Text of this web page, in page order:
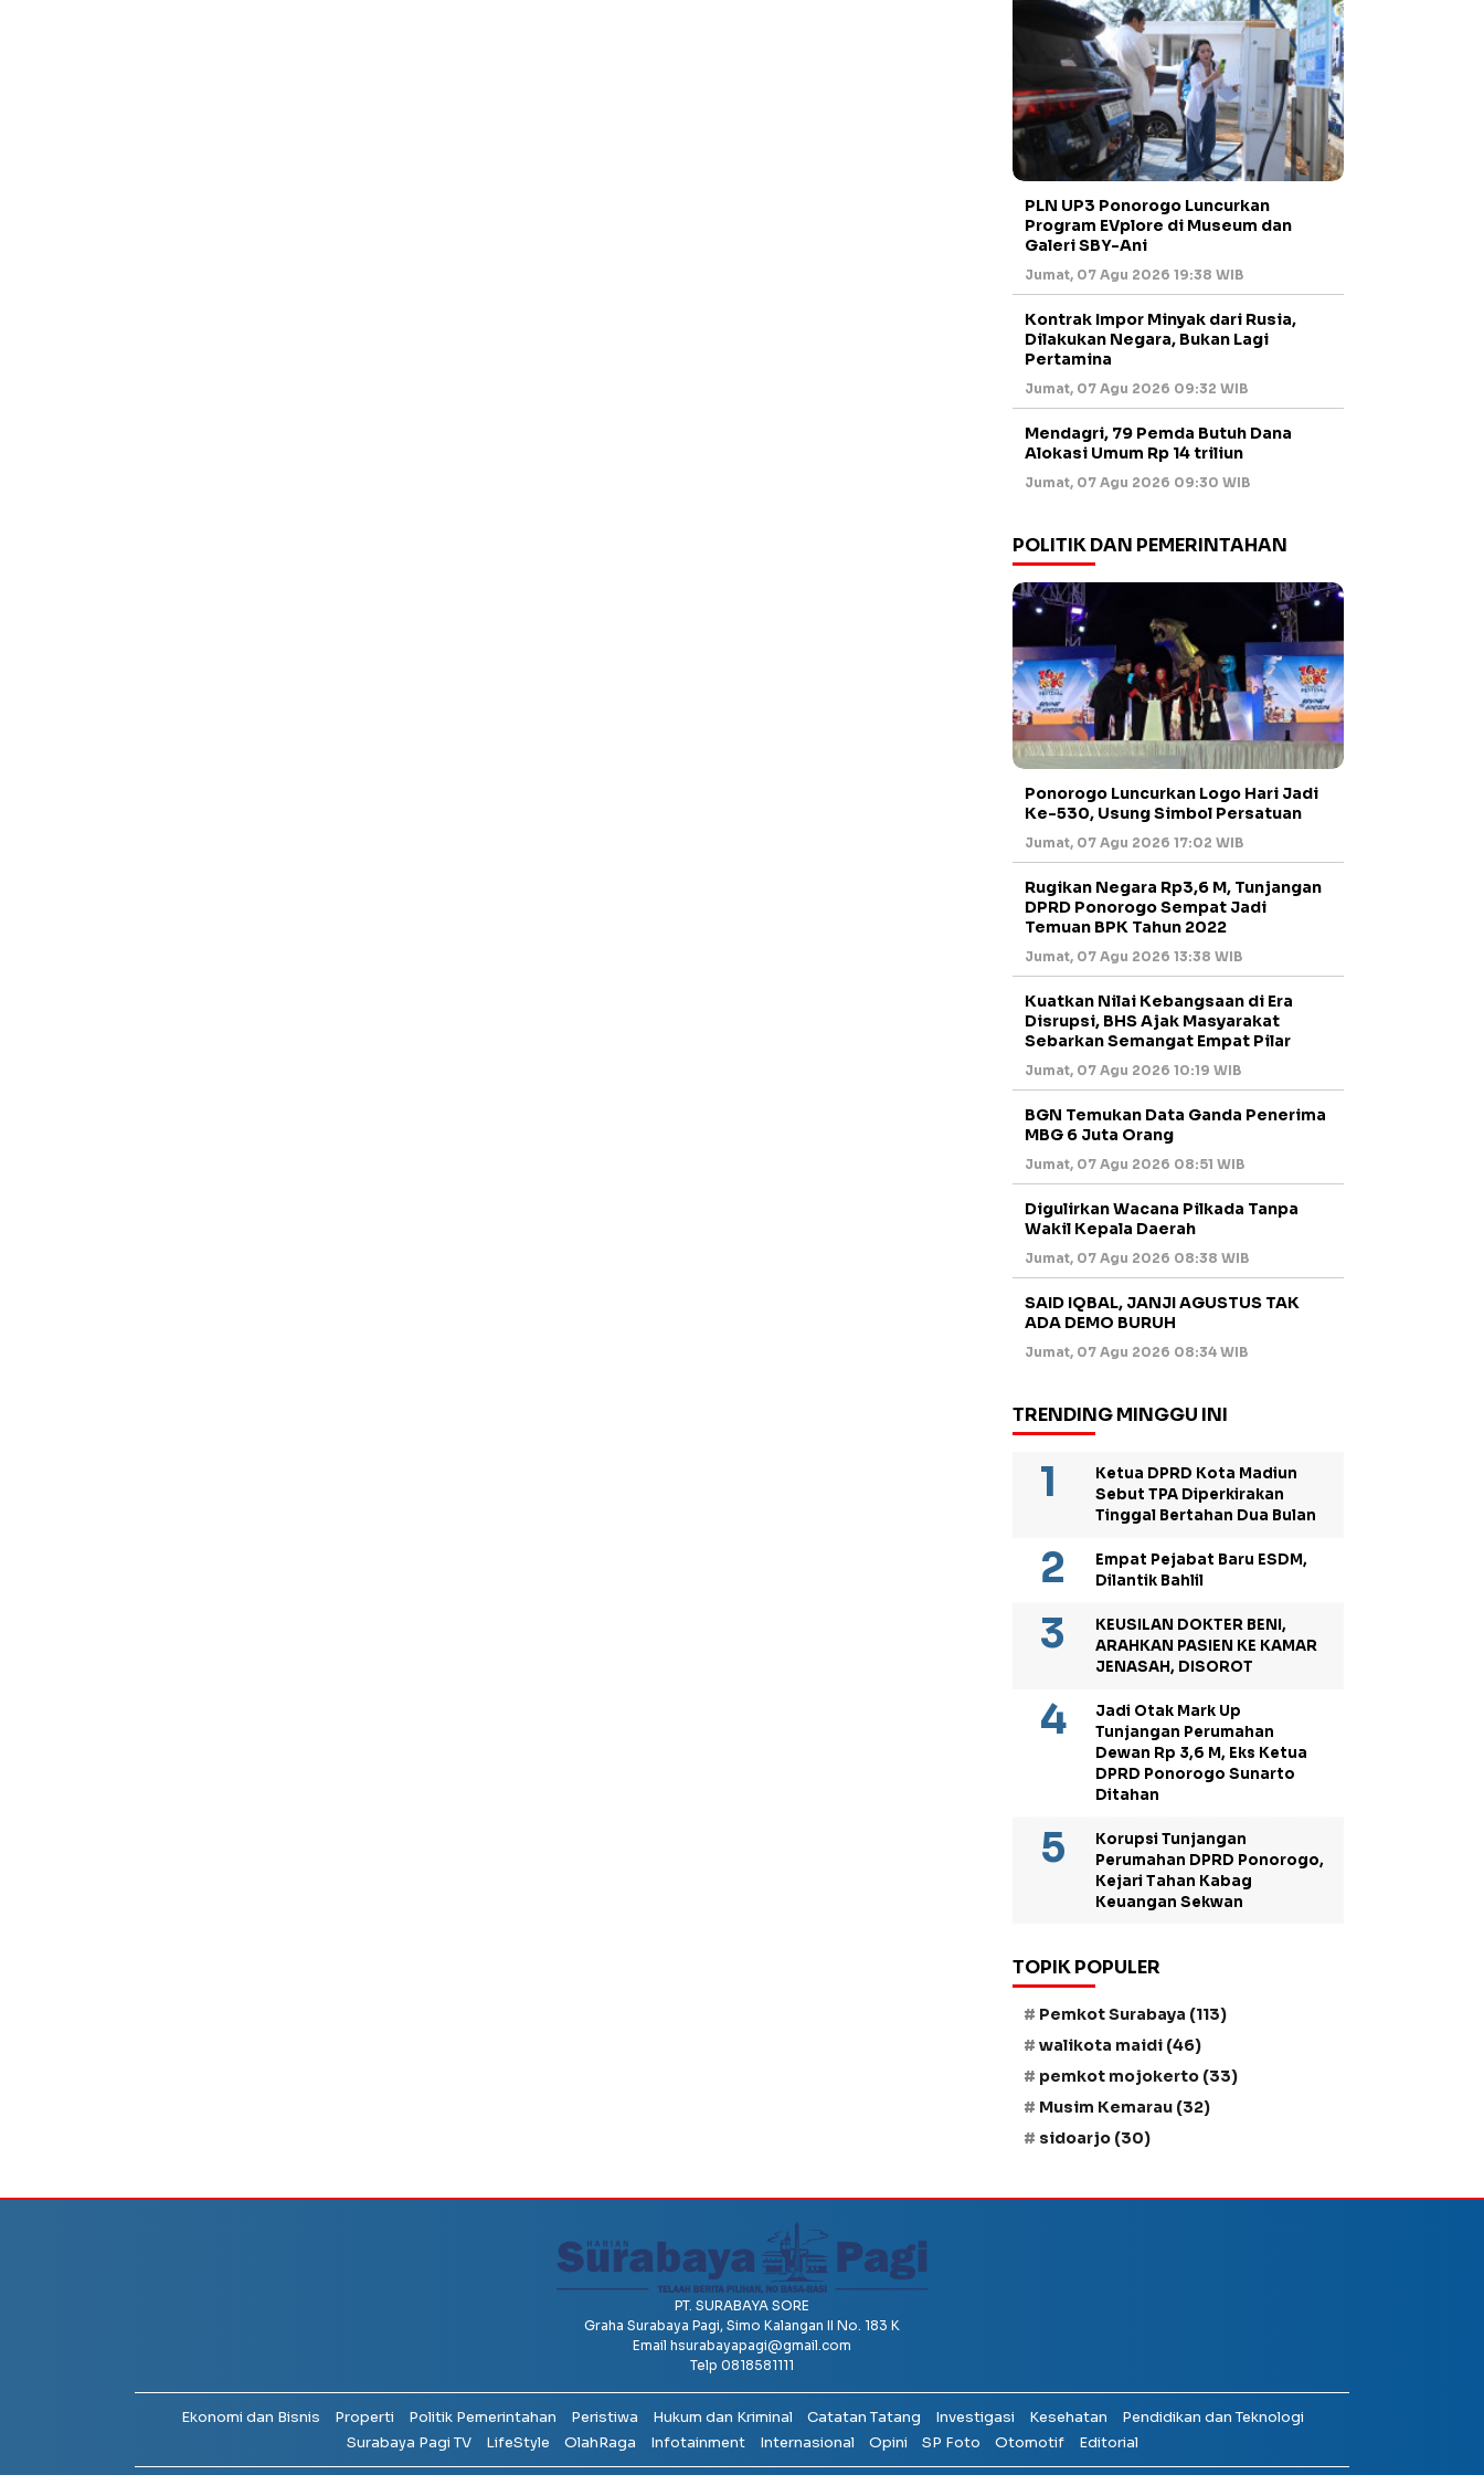
PLN UP3 Ponorogo Luncurkan
Program EVplore di Museum dan
Galeri SBY-Ani
Jumat, 07 Agu 2026 19:38 WIB
Kontrak Impor Minyak dari Rusia,
Dilakukan Negara, Bukan Lagi
Pertamina
Jumat, 07 Agu 2026 09:32 WIB
Mendagri, 79 Pemda Butuh Dana
Alokasi Umum Rp 14 triliun
Jumat, 07 Agu 2026 09:30 WIB
POLITIK DAN PEMERINTAHAN
Ponorogo Luncurkan Logo Hari Jadi
Ke-530, Usung Simbol Persatuan
Jumat, 07 Agu 2026 17:02 WIB
Rugikan Negara Rp3,6 M, Tunjangan
DPRD Ponorogo Sempat Jadi
Temuan BPK Tahun 2022
Jumat, 07 Agu 2026 13:38 WIB
Kuatkan Nilai Kebangsaan di Era
Disrupsi, BHS Ajak Masyarakat
Sebarkan Semangat Empat Pilar
Jumat, 07 Agu 2026 10:19 WIB
BGN Temukan Data Ganda Penerima
MBG 6 Juta Orang
Jumat, 07 Agu 2026 08:51 WIB
Digulirkan Wacana Pilkada Tanpa
Wakil Kepala Daerah
Jumat, 07 Agu 2026 08:38 WIB
SAID IQBAL, JANJI AGUSTUS TAK
ADA DEMO BURUH
Jumat, 07 Agu 2026 08:34 WIB
TRENDING MINGGU INI
Ketua DPRD Kota Madiun
Sebut TPA Diperkirakan
Tinggal Bertahan Dua Bulan
Empat Pejabat Baru ESDM,
Dilantik Bahlil
KEUSILAN DOKTER BENI,
ARAHKAN PASIEN KE KAMAR
JENASAH, DISOROT
Jadi Otak Mark Up
Tunjangan Perumahan
Dewan Rp 3,6 M, Eks Ketua
DPRD Ponorogo Sunarto
Ditahan
Korupsi Tunjangan
Perumahan DPRD Ponorogo,
Kejari Tahan Kabag
Keuangan Sekwan
TOPIK POPULER
Pemkot Surabaya (113)
walikota maidi (46)
pemkot mojokerto (33)
Musim Kemarau (32)
sidoarjo (30)
PT. SURABAYA SORE
Graha Surabaya Pagi, Simo Kalangan II No. 183 K
Email hsurabayapagi@gmail.com
Telp 0818581111
Ekonomi dan Bisnis Properti Politik Pemerintahan Peristiwa Hukum dan Kriminal Catatan Tatang Investigasi Kesehatan
Pendidikan dan Teknologi
Surabaya Pagi TV
LifeStyle OlahRaga Infotainment Internasional Opini SP Foto Otomotif Editorial